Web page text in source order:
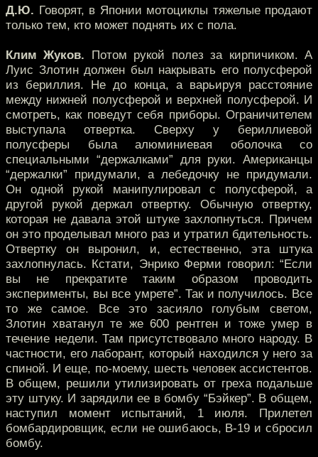
Д.Ю. Говорят, в Японии мотоциклы тяжелые продают
только тем, кто может поднять их с пола.
Клим Жуков. Потом рукой полез за кирпичиком. А
Луис Злотин должен был накрывать его полусферой
из бериллия. Не до конца, а варьируя расстояние
между нижней полусферой и верхней полусферой. И
смотреть, как поведут себя приборы. Ограничителем
выступала отвертка. Сверху у бериллиевой
полусферы была алюминиевая оболочка со
специальными “держалками” для руки. Американцы
“держалки” придумали, а лебедочку не придумали.
Он одной рукой манипулировал с полусферой, а
другой рукой держал отвертку. Обычную отвертку,
которая не давала этой штуке захлопнуться. Причем
он это проделывал много раз и утратил бдительность.
Отвертку он выронил, и, естественно, эта штука
захлопнулась. Кстати, Энрико Ферми говорил: “Если
вы не прекратите таким образом проводить
эксперименты, вы все умрете”. Так и получилось. Все
то же самое. Все это засияло голубым светом,
Злотин хватанул те же 600 рентген и тоже умер в
течение недели. Там присутствовало много народу. В
частности, его лаборант, который находился у него за
спиной. И еще, по-моему, шесть человек ассистентов.
В общем, решили утилизировать от греха подальше
эту штуку. И зарядили ее в бомбу “Бэйкер”. В общем,
наступил момент испытаний, 1 июля. Прилетел
бомбардировщик, если не ошибаюсь, B-19 и сбросил
бомбу.